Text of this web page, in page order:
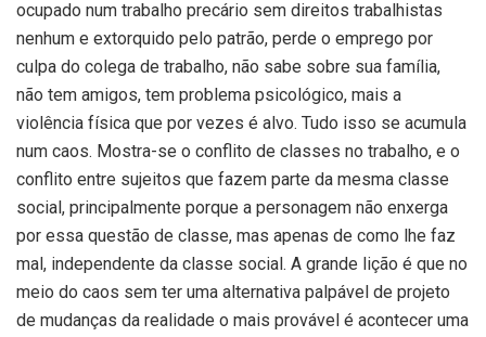
ocupado num trabalho precário sem direitos trabalhistas
nenhum e extorquido pelo patrão, perde o emprego por
culpa do colega de trabalho, não sabe sobre sua família,
não tem amigos, tem problema psicológico, mais a
violência física que por vezes é alvo. Tudo isso se acumula
num caos. Mostra-se o conflito de classes no trabalho, e o
conflito entre sujeitos que fazem parte da mesma classe
social, principalmente porque a personagem não enxerga
por essa questão de classe, mas apenas de como lhe faz
mal, independente da classe social. A grande lição é que no
meio do caos sem ter uma alternativa palpável de projeto
de mudanças da realidade o mais provável é acontecer uma